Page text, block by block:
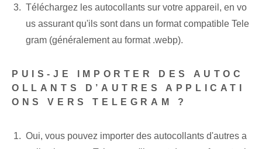
Téléchargez les autocollants sur votre appareil, en vo
us assurant qu'ils sont dans un format compatible Tele
gram (généralement au format .webp).
PUIS-JE IMPORTER DES AUTOC
OLLANTS D’AUTRES APPLICATI
ONS VERS TELEGRAM ?
Oui, vous pouvez importer des autocollants d'autres a